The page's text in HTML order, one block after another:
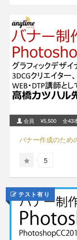
会員 ¥5,500 全43
バナー作成のため
5
テスト有り